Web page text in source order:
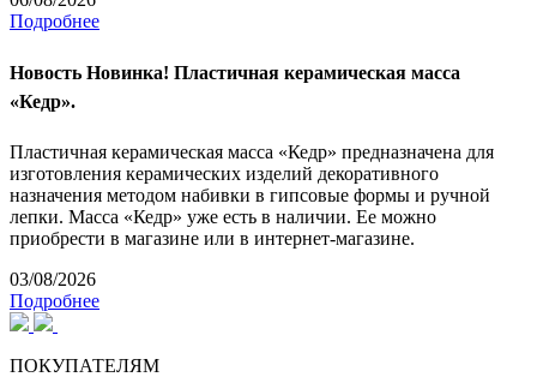
Подробнее
Новость Новинка! Пластичная керамическая масса
«Кедр».
Пластичная керамическая масса «Кедр» предназначена для
изготовления керамических изделий декоративного
назначения методом набивки в гипсовые формы и ручной
лепки. Масса «Кедр» уже есть в наличии. Ее можно
приобрести в магазине или в интернет-магазине.
03/08/2026
Подробнее
ПОКУПАТЕЛЯМ